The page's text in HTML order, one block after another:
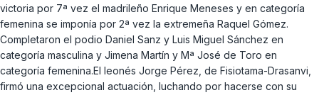
victoria por 7ª vez el madrileño Enrique Meneses y en categoría
femenina se imponía por 2ª vez la extremeña Raquel Gómez.
Completaron el podio Daniel Sanz y Luis Miguel Sánchez en
categoría masculina y Jimena Martín y Mª José de Toro en
categoría femenina.El leonés Jorge Pérez, de Fisiotama-Drasanvi,
firmó una excepcional actuación, luchando por hacerse con su